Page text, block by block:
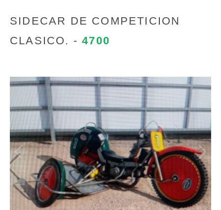
SIDECAR DE COMPETICION
CLASICO. -4700